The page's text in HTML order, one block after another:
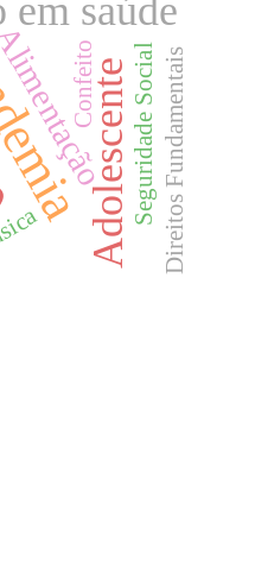
Adolescente
em saúde
Seguridade SocialDireitos Fundamentais
Confeito